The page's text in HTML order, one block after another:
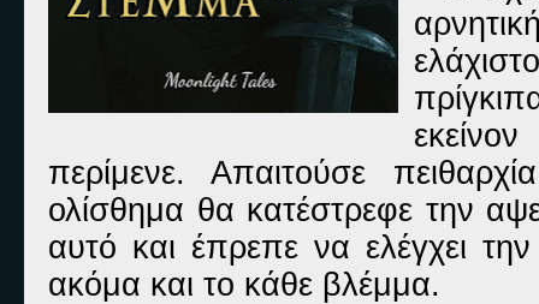
περίμενε. Απαιτούσε
ολίσθημα θα κατέστρεφε την
αυτό και έπρεπε να ελέγχει
ακόμα και το κάθε βλέμμα.